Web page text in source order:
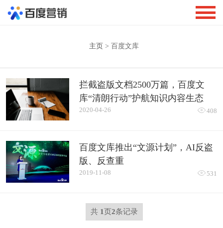
主页 > 百度文库
拦截盗版文档2500万篇，百度文
库“清朗行动”护航知识内容生态
2020-04-26 408
百度文库推出“文源计划”，AI反盗
版、反查重
2019-11-08  531
共 1页2条记录